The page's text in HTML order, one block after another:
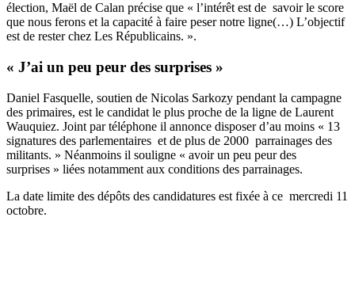
élection, Maël de Calan précise que « l’intérêt est de savoir le score
que nous ferons et la capacité à faire peser notre ligne(…) L’objectif
est de rester chez Les Républicains. ».
« J’ai un peu peur des surprises »
Daniel Fasquelle, soutien de Nicolas Sarkozy pendant la campagne
des primaires, est le candidat le plus proche de la ligne de Laurent
Wauquiez. Joint par téléphone il annonce disposer d’au moins « 13
signatures des parlementaires et de plus de 2000 parrainages des
militants. » Néanmoins il souligne « avoir un peu peur des
surprises » liées notamment aux conditions des parrainages.
La date limite des dépôts des candidatures est fixée à ce mercredi 11
octobre.